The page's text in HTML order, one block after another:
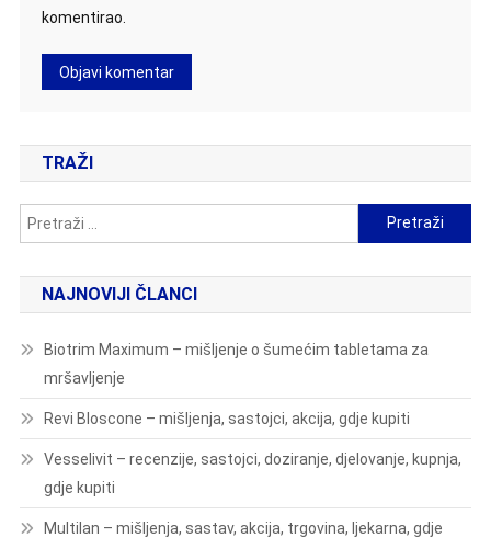
komentirao.
TRAŽI
Pretraži:
NAJNOVIJI ČLANCI
Biotrim Maximum – mišljenje o šumećim tabletama za
mršavljenje
Revi Bloscone – mišljenja, sastojci, akcija, gdje kupiti
Vesselivit – recenzije, sastojci, doziranje, djelovanje, kupnja,
gdje kupiti
Multilan – mišljenja, sastav, akcija, trgovina, ljekarna, gdje